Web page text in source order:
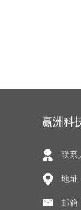
赢洲科
联系
地址
邮箱